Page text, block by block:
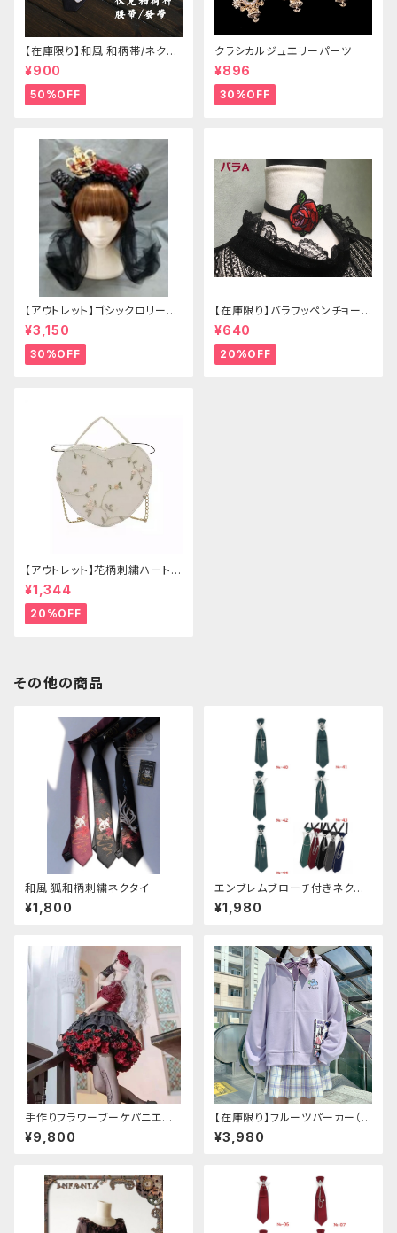
【在庫限り】和風 和柄帯/ネクタ
イ/リボン（狐面/金魚
¥900
50%OFF
クラシカルジュエリーパーツ
¥896
30%OFF
【アウトレット】ゴシックロリータ
ゴールドクラウン＆ホーン(ヴェ
ール付き)
¥3,150
30%OFF
【在庫限り】バラワッペンチョーカ
ー
¥640
20%OFF
【アウトレット】花柄刺繍ハートバ
ッグ
¥1,344
20%OFF
その他の商品
和風 狐和柄刺繍ネクタイ
¥1,800
エンブレムブローチ付きネクタ
イ(グリーン)
¥1,980
手作りフラワーブーケパニエ
（❁⃘5色展開❁⃘）
¥9,800
【在庫限り】フルーツパーカー（ブ
ルべリ、ブドウ、キウイ、チェリー、
ぶどう
¥3,980